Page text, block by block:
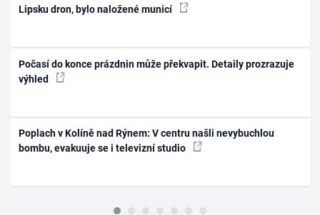
Lipsku dron, bylo naložené municí
Počasí do konce prázdnin může překvapit. Detaily prozrazuje
výhled
Poplach v Kolíně nad Rýnem: V centru našli nevybuchlou
bombu, evakuuje se i televizní studio